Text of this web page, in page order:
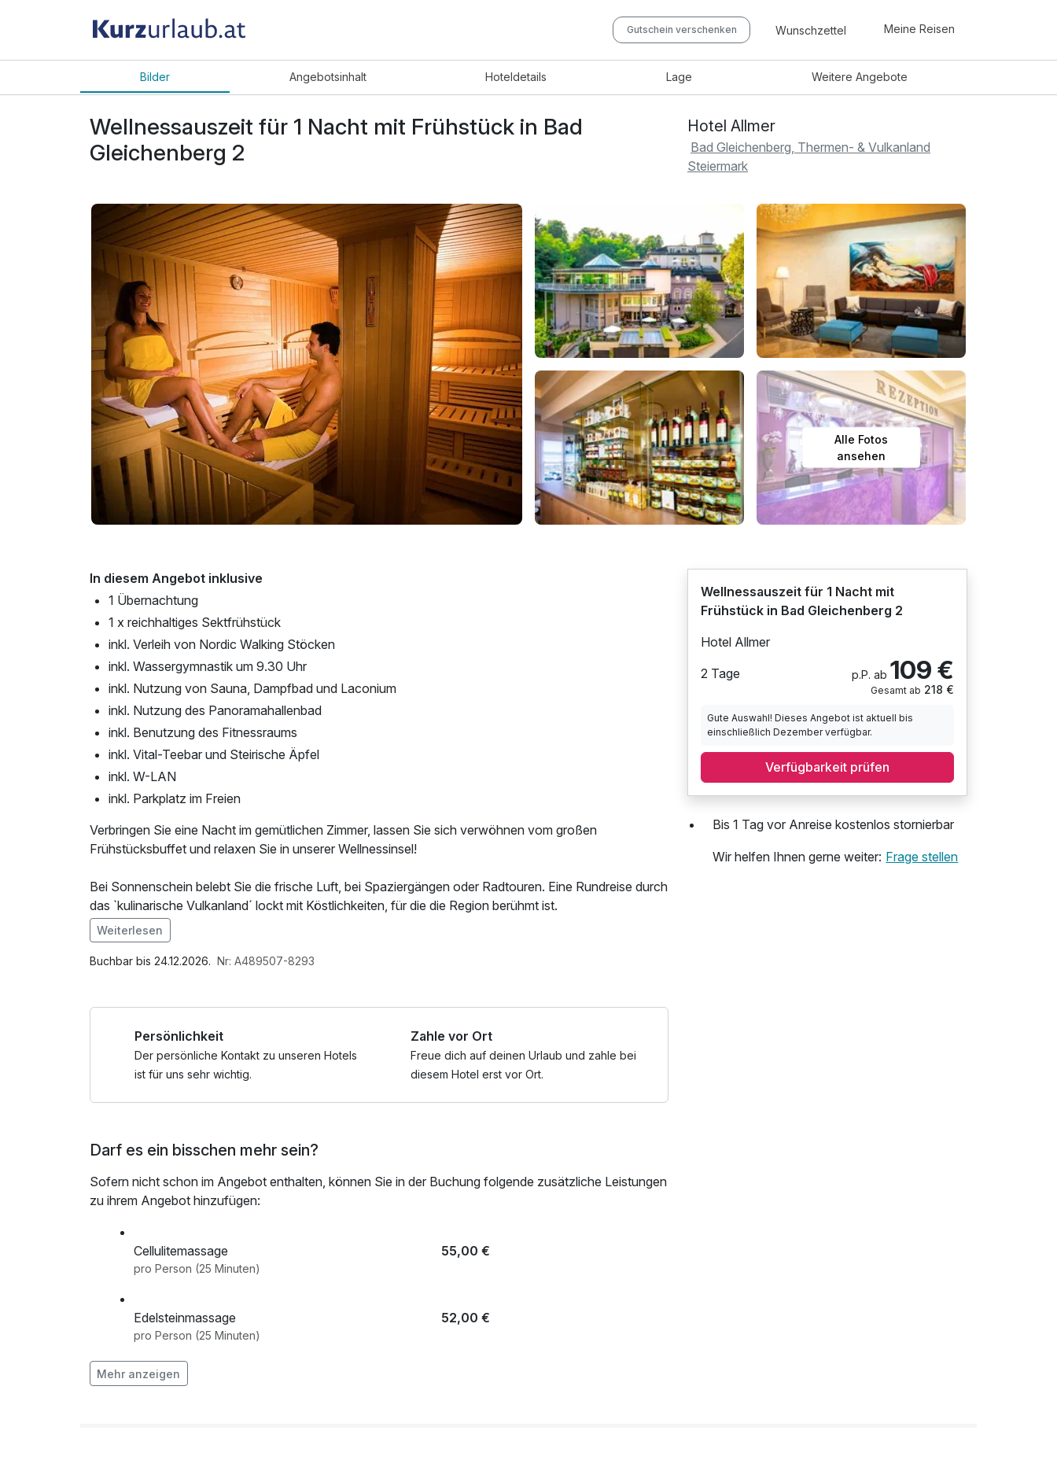
Gutschein verschenken Wunschzettel Meine Reisen
Bilder Angebotsinhalt Hoteldetails Lage WeitereAngebote
Wellnessauszeit für 1 Nacht mit Frühstück in Bad
Gleichenberg 2
Hotel Allmer
Bad Gleichenberg, Thermen- & Vulkanland
Steiermark
Alle Fotos
ansehen
In diesem Angebot inklusive
1 Übernachtung
1 x reichhaltiges Sektfrühstück
inkl. Verleih von Nordic Walking Stöcken
inkl. Wassergymnastik um 9.30 Uhr
inkl. Nutzung von Sauna, Dampfbad und Laconium
inkl. Nutzung des Panoramahallenbad
inkl. Benutzung des Fitnessraums
inkl. Vital-Teebar und Steirische Äpfel
inkl. W-LAN
inkl. Parkplatz im Freien
Verbringen Sie eine Nacht im gemütlichen Zimmer, lassen Sie sich verwöhnen vom großen
Frühstücksbuffet und relaxen Sie in unserer Wellnessinsel!
Bei Sonnenschein belebt Sie die frische Luft, bei Spaziergängen oder Radtouren. Eine Rundreise durch
das `kulinarische Vulkanland´ lockt mit Köstlichkeiten, für die die Region berühmt ist.
Im Angebot enthalten
Saunabenutzung, Saunatuch, Leihbademantel, Parkplatz, 1 x kleines Abschiedsgeschenk, Nutzung
Weiterlesen
Buchbar bis 24.12.2026. Nr: A489507-8293
Persönlichkeit
Der persönliche Kontakt zu unseren Hotels
ist für uns sehr wichtig.
Zahle vor Ort
Freue dich auf deinen Urlaub und zahle bei
diesem Hotel erst vor Ort.
Darf es ein bisschen mehr sein?
Sofern nicht schon im Angebot enthalten, können Sie in der Buchung folgende zusätzliche Leistungen
zu ihrem Angebot hinzufügen:
Cellulitemassage 55,00 €
pro Person (25 Minuten)
Edelsteinmassage 52,00 €
pro Person (25 Minuten)
Energieausgleichsmassage
Mehr anzeigen
Wellnessauszeit für 1 Nacht mit
Frühstück in Bad Gleichenberg 2
Hotel Allmer
2 Tage
p.P. ab 109 €
Gesamt ab 218 €
Gute Auswahl! Dieses Angebot ist aktuell bis
einschließlich Dezember verfügbar.
Verfügbarkeit prüfen
Bis 1 Tag vor Anreise kostenlos stornierbar
Wir helfen Ihnen gerne weiter: Frage stellen